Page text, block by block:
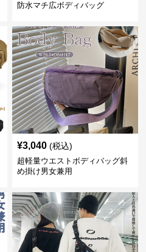
防水マチ広ボディバッグ
¥3,040 (税込)
超軽量ウエストボディバッグ斜
め掛け男女兼用